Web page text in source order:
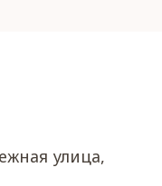
улица,